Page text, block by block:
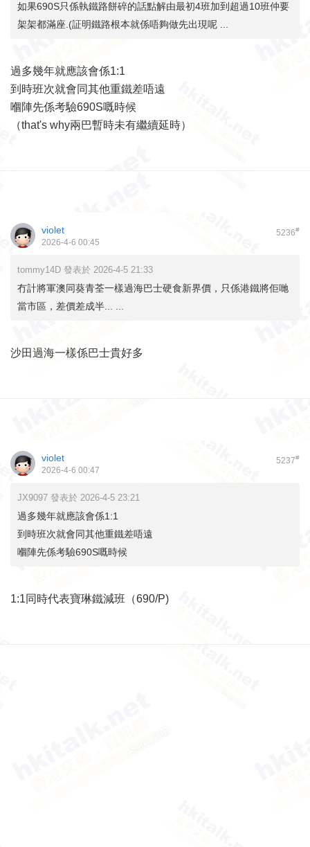
如果690S只係執鐵路餅碎的話點解由最初4班加到超過10班仲要
架架都滿座.(証明鐵路根本就係唔夠做先出現呢 ...
過多幾年就應該會係1:1
到時班次就會同其他重鐵差唔遠
嗰陣先係考驗690S嘅時候
（that's why兩巴暫時未有繼續延時）
5236#
violet
2026-4-6 00:45
tommy14D 發表於 2026-4-5 21:33
冇計將軍澳同葵青荃一樣過海巴士硬食新界價，只係港鐵將佢哋
當市區，差價差成半... ...
沙田過海一樣係巴士貴好多
5237#
violet
2026-4-6 00:47
JX9097 發表於 2026-4-5 23:21
過多幾年就應該會係1:1
到時班次就會同其他重鐵差唔遠
嗰陣先係考驗690S嘅時候
1:1同時代表寶琳鐵減班（690/P)